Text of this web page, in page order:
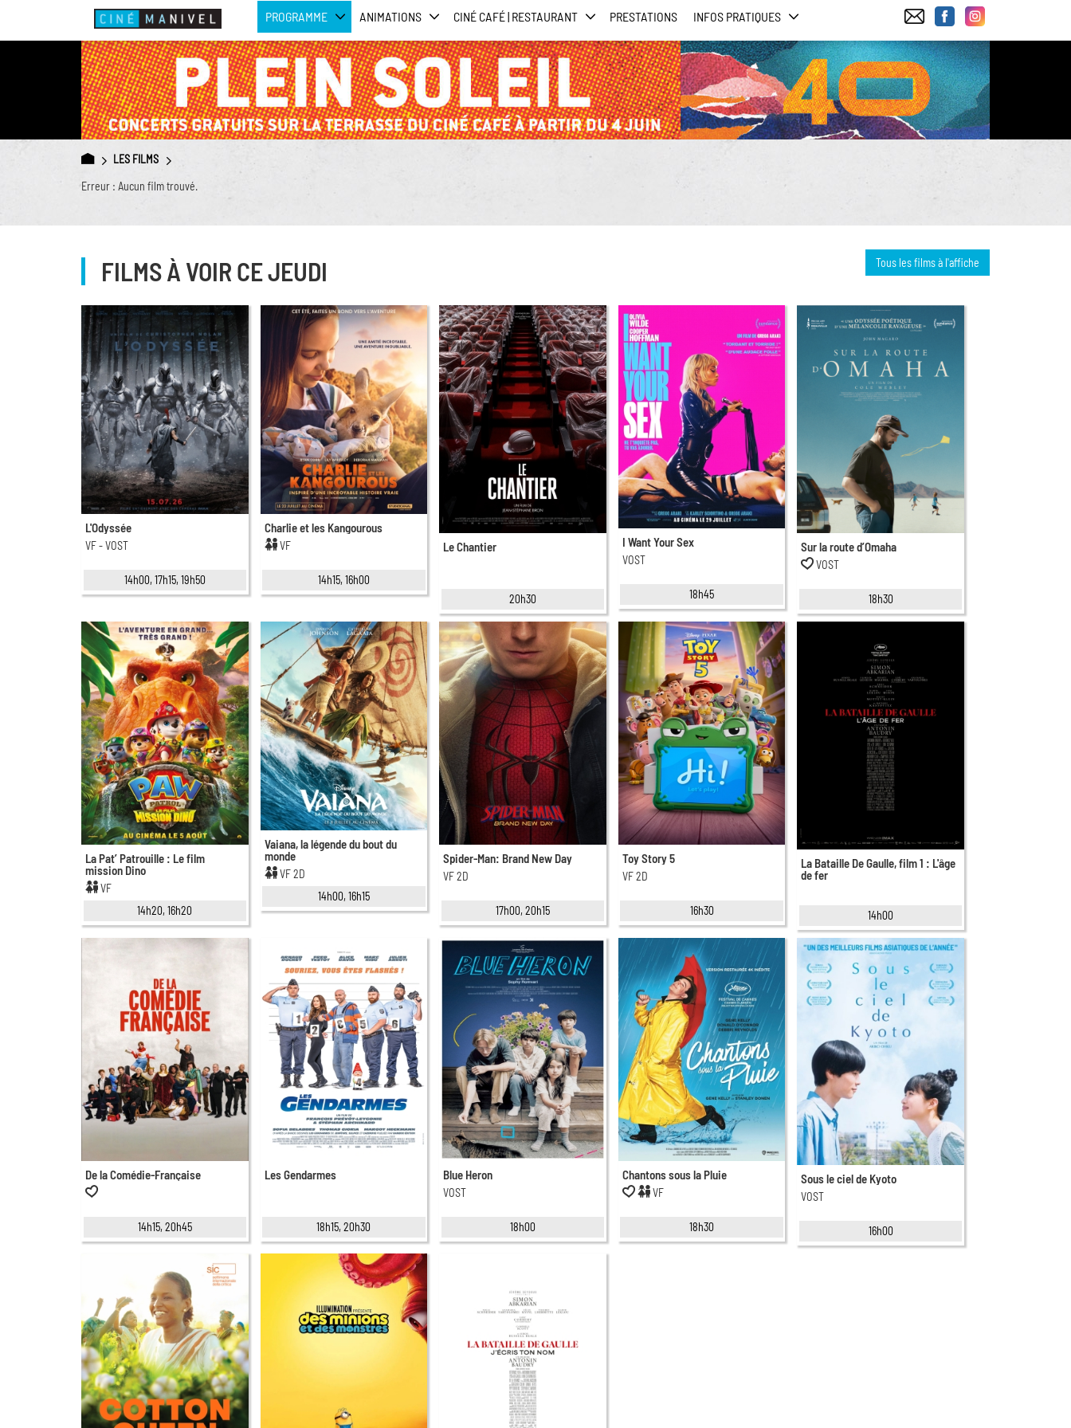
PROGRAMME ANIMATIONS CINÉ CAFÉ | RESTAURANT PRESTATIONS INFOS PRATIQUES
LES FILMS
Erreur : Aucun film trouvé.
Tous les films à l'affiche
FILMS À VOIR CE JEUDI
L'Odyssée
VF - VOST
14h00, 17h15, 19h50
Charlie et les Kangourous
VF
14h15, 16h00
Le Chantier
20h30
I Want Your Sex
VOST
18h45
Sur la route d’Omaha
VOST
18h30
La Pat’ Patrouille : Le film
mission Dino
VF
14h20, 16h20
Vaiana, la légende du bout du
monde
VF 2D
14h00, 16h15
Spider-Man: Brand New Day
VF 2D
17h00, 20h15
Toy Story 5
VF 2D
16h30
La Bataille De Gaulle, film 1 : L'âge
de fer
14h00
De la Comédie-Française
14h15, 20h45
Les Gendarmes
18h15, 20h30
Blue Heron
VOST
18h00
Chantons sous la Pluie
VF
18h30
Sous le ciel de Kyoto
VOST
16h00